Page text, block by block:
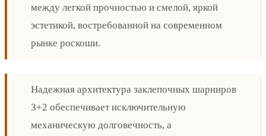
между легкой прочностью и смелой, яркой
эстетикой, востребованной на современном
рынке роскоши.
Надежная архитектура заклепочных шарниров
3+2 обеспечивает исключительную
механическую долговечность, а